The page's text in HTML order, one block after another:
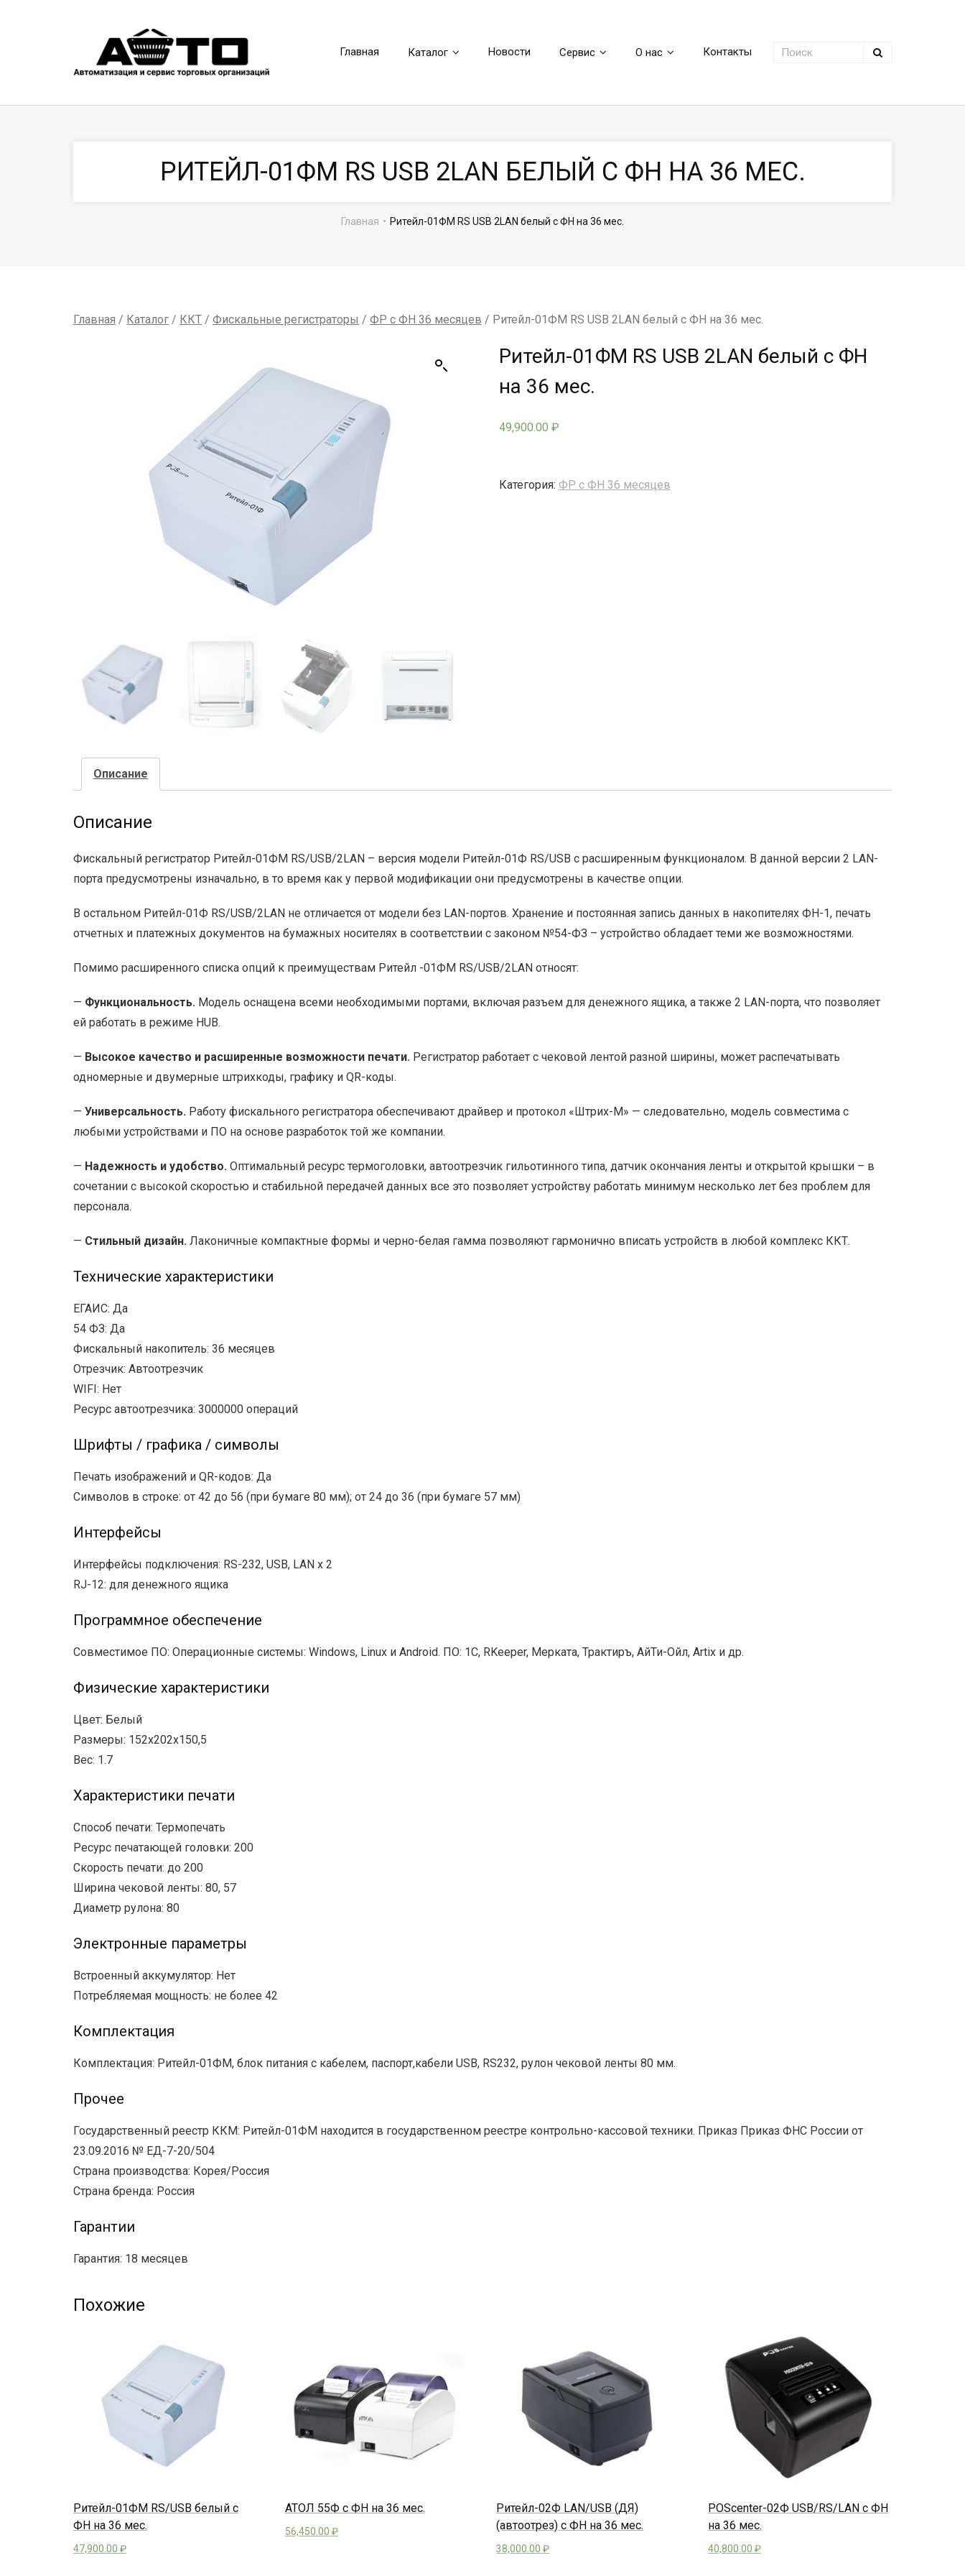
Главная Каталог Новости Сервис О нас Контакты
РИТЕЙЛ-01ФМ RS USB 2LAN БЕЛЫЙ С ФН НА 36 МЕС.
Главная • Ритейл-01ФМ RS USB 2LAN белый с ФН на 36 мес.
Главная / Каталог / ККТ / Фискальные регистраторы / ФР с ФН 36 месяцев / Ритейл-01ФМ RS USB 2LAN белый с ФН на 36 мес.
Ритейл-01ФМ RS USB 2LAN белый с ФН
на 36 мес.
49,900.00 ₽
Категория: ФР с ФН 36 месяцев
Описание
Описание
Фискальный регистратор Ритейл-01ФМ RS/USB/2LAN – версия модели Ритейл-01Ф RS/USB с расширенным функционалом. В данной версии 2 LAN-
порта предусмотрены изначально, в то время как у первой модификации они предусмотрены в качестве опции.
В остальном Ритейл-01Ф RS/USB/2LAN не отличается от модели без LAN-портов. Хранение и постоянная запись данных в накопителях ФН-1, печать
отчетных и платежных документов на бумажных носителях в соответствии с законом №54-ФЗ – устройство обладает теми же возможностями.
Помимо расширенного списка опций к преимуществам Ритейл -01ФМ RS/USB/2LAN относят:
— Функциональность. Модель оснащена всеми необходимыми портами, включая разъем для денежного ящика, а также 2 LAN-порта, что позволяет
ей работать в режиме HUB.
— Высокое качество и расширенные возможности печати. Регистратор работает с чековой лентой разной ширины, может распечатывать
одномерные и двумерные штрихкоды, графику и QR-коды.
— Универсальность. Работу фискального регистратора обеспечивают драйвер и протокол «Штрих-М» — следовательно, модель совместима с
любыми устройствами и ПО на основе разработок той же компании.
— Надежность и удобство. Оптимальный ресурс термоголовки, автоотрезчик гильотинного типа, датчик окончания ленты и открытой крышки – в
сочетании с высокой скоростью и стабильной передачей данных все это позволяет устройству работать минимум несколько лет без проблем для
персонала.
— Стильный дизайн. Лаконичные компактные формы и черно-белая гамма позволяют гармонично вписать устройств в любой комплекс ККТ.
Технические характеристики
ЕГАИС: Да
54 ФЗ: Да
Фискальный накопитель: 36 месяцев
Отрезчик: Автоотрезчик
WIFI: Нет
Ресурс автоотрезчика: 3000000 операций
Шрифты / графика / символы
Печать изображений и QR-кодов: Да
Символов в строке: от 42 до 56 (при бумаге 80 мм); от 24 до 36 (при бумаге 57 мм)
Интерфейсы
Интерфейсы подключения: RS-232, USB, LAN х 2
RJ-12: для денежного ящика
Программное обеспечение
Совместимое ПО: Операционные системы: Windows, Linux и Android. ПО: 1С, RKeeper, Мерката, Трактиръ, АйТи-Ойл, Artix и др.
Физические характеристики
Цвет: Белый
Размеры: 152х202х150,5
Вес: 1.7
Характеристики печати
Способ печати: Термопечать
Ресурс печатающей головки: 200
Скорость печати: до 200
Ширина чековой ленты: 80, 57
Диаметр рулона: 80
Электронные параметры
Встроенный аккумулятор: Нет
Потребляемая мощность: не более 42
Комплектация
Комплектация: Ритейл-01ФМ, блок питания с кабелем, паспорт,кабели USB, RS232, рулон чековой ленты 80 мм.
Прочее
Государственный реестр ККМ: Ритейл-01ФМ находится в государственном реестре контрольно-кассовой техники. Приказ Приказ ФНС России от
23.09.2016 № ЕД-7-20/504
Страна производства: Корея/Россия
Страна бренда: Россия
Гарантии
Гарантия: 18 месяцев
Похожие
Ритейл-01ФМ RS/USB белый с
ФН на 36 мес.
47,900.00 ₽
АТОЛ 55Ф с ФН на 36 мес.
56,450.00 ₽
Ритейл-02Ф LAN/USB (ДЯ)
(автоотрез) с ФН на 36 мес.
38,000.00₽
POScenter-02Ф USB/RS/LAN с ФН
на 36 мес.
40,800.00₽